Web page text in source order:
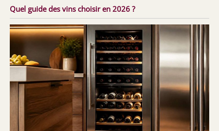
Quel guide des vins choisir en 2026 ?